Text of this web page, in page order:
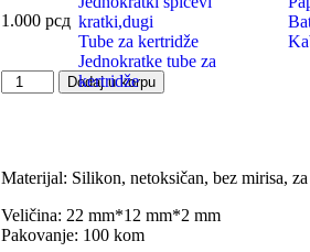
kratki,dugi
Tube za kertridže
Jednokratke tube za
kertridže
1.000 рсд
Dodaj u korpu
Materijal: Silikon, netoksičan, bez mirisa,
Veličina: 22 mm*12 mm*2 mm
Pakovanje: 100 kom